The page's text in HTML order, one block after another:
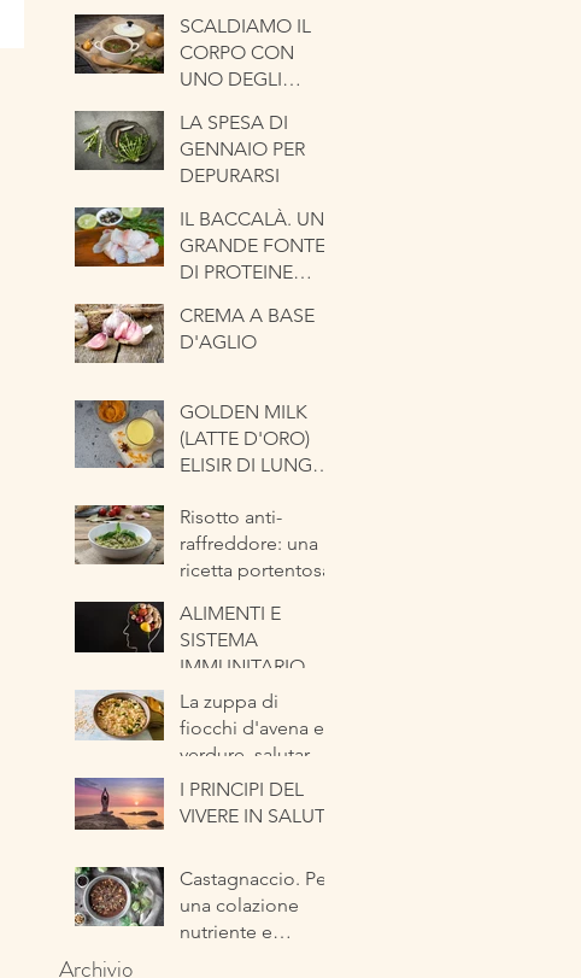
SCALDIAMO IL
CORPO CON
UNO DEGLI
ANTICHI. LA
CIPOLLA
LA SPESA DI
GENNAIO PER
DEPURARSI
IL BACCALÀ. UNA
GRANDE FONTE
DI PROTEINE
CREMA A BASE
D'AGLIO
GOLDEN MILK
(LATTE D'ORO)
ELISIR DI LUNGA
Risotto anti-
raffreddore: una
ricetta portentosa
ALIMENTI E
SISTEMA
IMMUNITARIO
La zuppa di
fiocchi d'avena e
verdure, salutare
ed energetica
pronta in pochi
I PRINCIPI DEL
VIVERE IN SALUTE
Castagnaccio. Per
una colazione
nutriente e
Archivio